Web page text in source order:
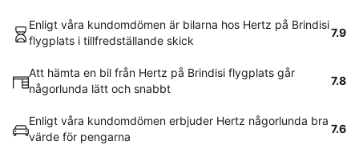
Enligt våra kundomdömen är bilarna hos Hertz på Brindisi
flygplats i tillfredställande skick
7.9
Att hämta en bil från Hertz på Brindisi flygplats går
någorlunda lätt och snabbt
7.8
Enligt våra kundomdömen erbjuder Hertz någorlunda bra
värde för pengarna
7.6